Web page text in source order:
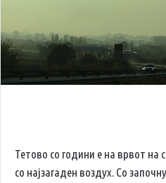
Тетово со години е на врвот на
со најзагаден воздух. Со